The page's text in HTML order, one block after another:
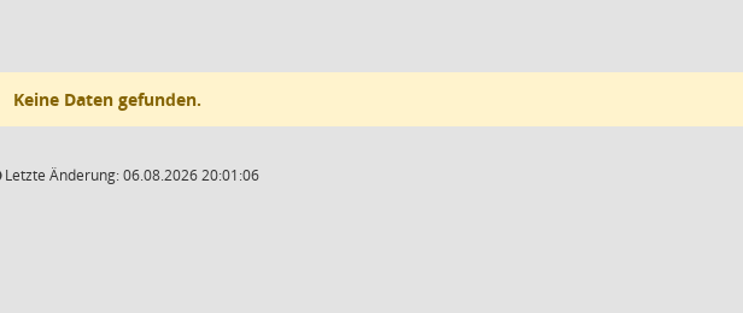
Keine Daten gefunden.
Letzte Änderung: 06.08.2026 20:01:06